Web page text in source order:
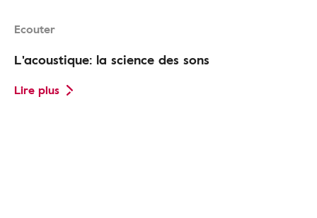
Ecouter
L'acoustique: la science des sons
Lire plus